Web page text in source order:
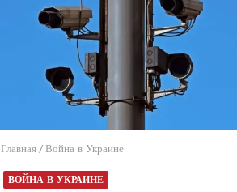
Главная /Война в Украине
ВОЙНА В УКРАИНЕ